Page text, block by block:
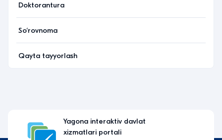
Doktorantura
So‘rovnoma
Qayta tayyorlash
Yagona interaktiv davlat
xizmatlari portali